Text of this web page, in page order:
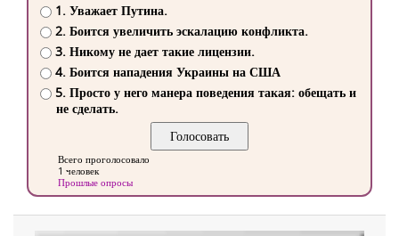
1. Уважает Путина.
2. Боится увеличить эскалацию конфликта.
3. Никому не дает такие лицензии.
4. Боится нападения Украины на США
5. Просто у него манера поведения такая: обещать и
не сделать.
Всего проголосовало
1 человек
Прошлые опросы